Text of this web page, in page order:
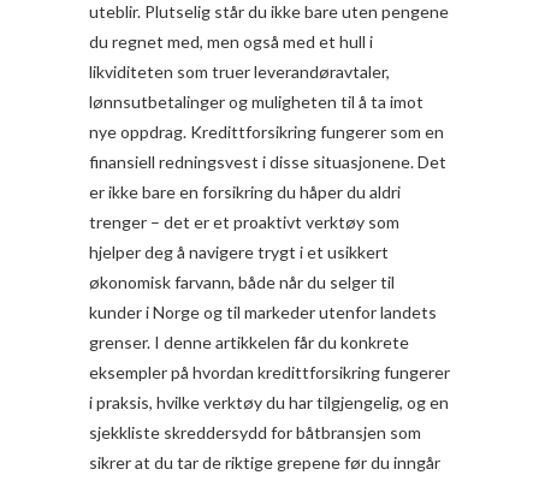
uteblir. Plutselig står du ikke bare uten pengene
du regnet med, men også med et hull i
likviditeten som truer leverandøravtaler,
lønnsutbetalinger og muligheten til å ta imot
nye oppdrag. Kredittforsikring fungerer som en
finansiell redningsvest i disse situasjonene. Det
er ikke bare en forsikring du håper du aldri
trenger – det er et proaktivt verktøy som
hjelper deg å navigere trygt i et usikkert
økonomisk farvann, både når du selger til
kunder i Norge og til markeder utenfor landets
grenser. I denne artikkelen får du konkrete
eksempler på hvordan kredittforsikring fungerer
i praksis, hvilke verktøy du har tilgjengelig, og en
sjekkliste skreddersydd for båtbransjen som
sikrer at du tar de riktige grepene før du inngår